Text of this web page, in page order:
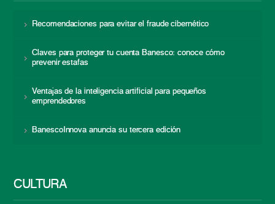
Recomendaciones para evitar el fraude cibernético
Claves para proteger tu cuenta Banesco: conoce cómo
prevenir estafas
Ventajas de la inteligencia artificial para pequeños
emprendedores
BanescoInnova anuncia su tercera edición
CULTURA